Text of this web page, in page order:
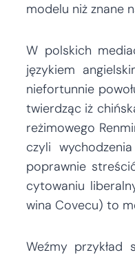
modelu niż znane
W polskich
językiem
niefortunnie
twierdząc iż
reżimowego
czyli
poprawnie
cytowaniu
wina Covecu) to
Weźmy przykład